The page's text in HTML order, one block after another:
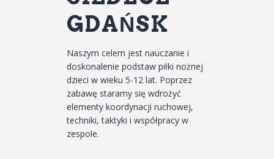
GDAŃSK
Naszym celem jest nauczanie i
doskonalenie podstaw piłki nożnej
dzieci w wieku 5-12 lat. Poprzez
zabawę staramy się wdrożyć
elementy koordynacji ruchowej,
techniki, taktyki i współpracy w
zespole.